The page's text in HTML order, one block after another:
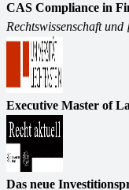
CAS Compliance in
Rechtswissenschaft
Executive Master of
Das neue